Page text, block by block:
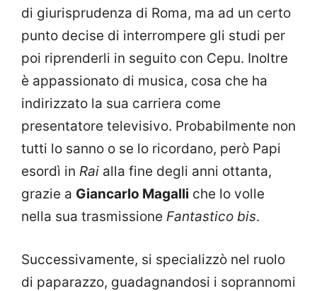
di giurisprudenza di Roma, ma ad un certo
punto decise di interrompere gli studi per
poi riprenderli in seguito con Cepu. Inoltre
è appassionato di musica, cosa che ha
indirizzato la sua carriera come
presentatore televisivo. Probabilmente non
tutti lo sanno o se lo ricordano, però Papi
esordì in Rai alla fine degli anni ottanta,
grazie a Giancarlo Magalli che lo volle
nella sua trasmissione Fantastico bis.
Successivamente, si specializzò nel ruolo
di paparazzo, guadagnandosi i soprannomi